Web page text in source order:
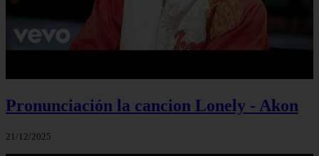
Pronunciación la cancion Lonely - Akon
21/12/2025